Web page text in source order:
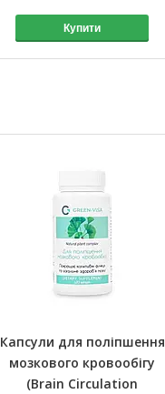
Купити
Капсули для поліпшення
мозкового кровообігу
(Brain Circulation